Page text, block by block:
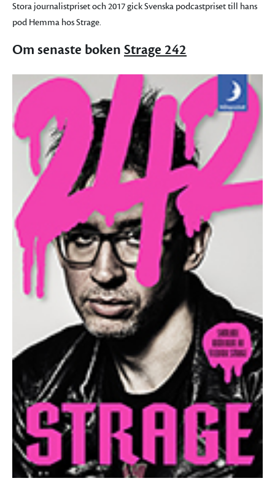
Stora journalistpriset och 2017 gick Svenska podcastpriset till hans
pod Hemma hos Strage.
Om senaste boken Strage 242